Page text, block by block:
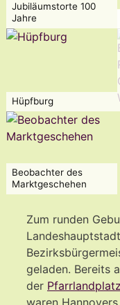
Jubiläumstorte 100
Jahre
Hüpfburg
Beobachter des
Marktgeschehen
Zum runden
geladen. Bereits
der Pfarrlandplatz
waren